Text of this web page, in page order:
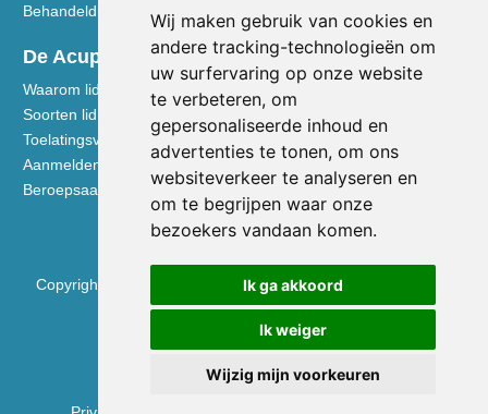
Wij maken gebruik van cookies en
andere tracking-technologieën om
uw surfervaring op onze website
te verbeteren, om
gepersonaliseerde inhoud en
advertenties te tonen, om ons
websiteverkeer te analyseren en
om te begrijpen waar onze
bezoekers vandaan komen.
Ik ga akkoord
Ik weiger
Wijzig mijn voorkeuren
Behandeldisciplines - TCG
De Acupuncturist
Waarom lid worden van de NVA
Soorten lidmaatschap NVA
Toelatingsvoorwaarden
Aanmelden voor lidmaatschap
Beroepsaansprakelijkheidsverzekering
Copyright © 2026 Nederlandse Vereniging voor Acupunctuur
KVK 40531133
BTW NL0090.68.533.B01